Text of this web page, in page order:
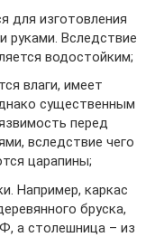
для изготовления
руками. Вследствие
водостойким;
влаги, имеет
существенным
перед
вследствие чего
царапины;
Например, каркас
бруска,
а столешница – из